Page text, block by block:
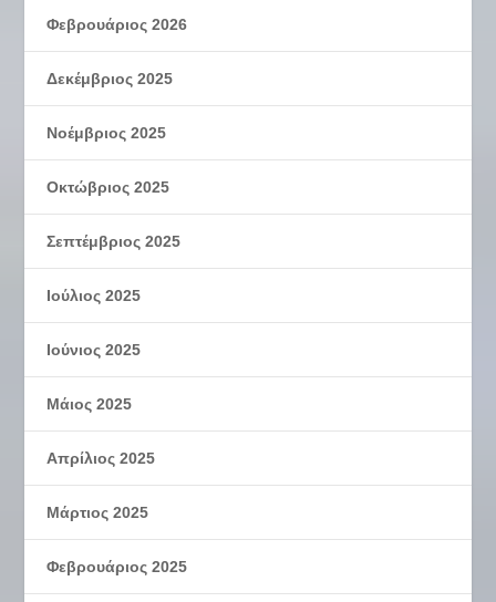
Φεβρουάριος 2026
Δεκέμβριος 2025
Νοέμβριος 2025
Οκτώβριος 2025
Σεπτέμβριος 2025
Ιούλιος 2025
Ιούνιος 2025
Μάιος 2025
Απρίλιος 2025
Μάρτιος 2025
Φεβρουάριος 2025